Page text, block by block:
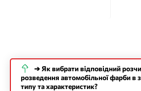
➔ Як вибрати відповідний
розведення автомобільної фарби в
типу та характеристик?